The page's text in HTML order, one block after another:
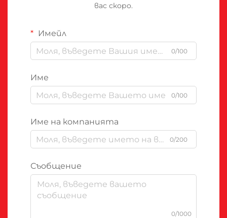
вас скоро.
Имейл
0/100
Име
0/100
Име на компанията
0/200
Съобщение
0/1000